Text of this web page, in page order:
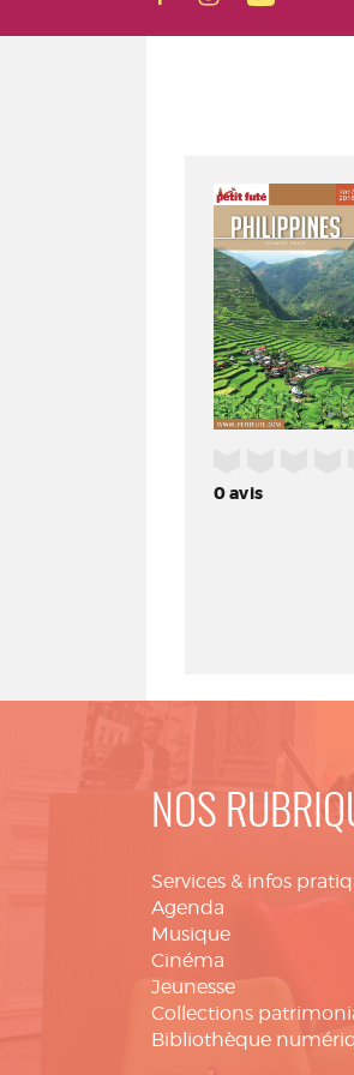
0avis
NOS
Services & infos
Agenda
Musique
Cinéma
Jeunesse
Collections
Bibliothèque